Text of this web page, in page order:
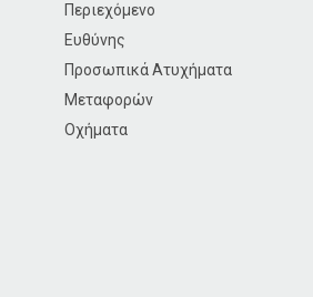
Περιεχόμενο
Ευθύνης
Προσωπικά Ατυχήματα
Μεταφορών
Οχήματα